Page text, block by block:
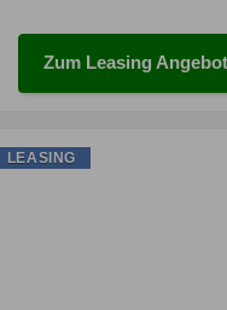
Zum Leasing Angebot
LEASING